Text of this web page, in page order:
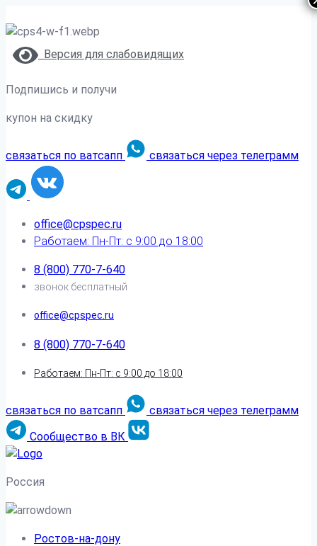
Версия для слабовидящих
Подпишись и получи
купон на скидку
связаться по ватсапп связаться через телеграмм
office@cpspec.ru
Работаем: Пн-Пт: с 9:00 до 18:00
8 (800) 770-7-640
звонок бесплатный
office@cpspec.ru
8 (800) 770-7-640
Работаем: Пн-Пт: с 9:00 до 18:00
связаться по ватсапп
связаться через телеграмм
Сообщество в ВК
Россия
Ростов-на-дону